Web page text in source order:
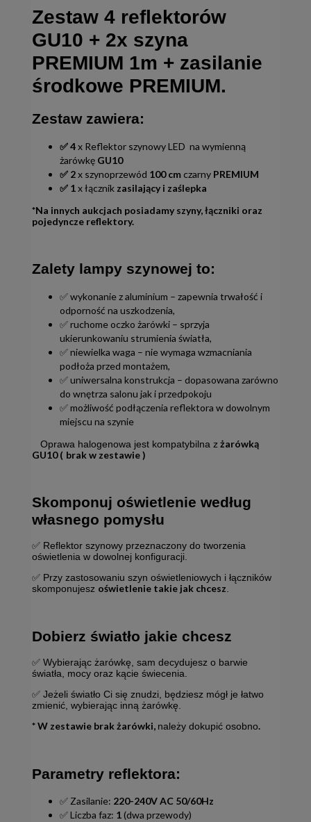
Zestaw 4 reflektorów
GU10 + 2x szyna
PREMIUM 1m + zasilanie
środkowe PREMIUM.
Zestaw zawiera:
✅ 4x Reflektor szynowy LED na wymienną
żarówkę GU10
✅ 2x szynoprzewód 100 cmczarny PREMIUM
✅ 1x łącznik zasilający i zaślepka
*Na innych aukcjach posiadamy szyny, łączniki oraz
pojedyncze reflektory.
Zalety lampy szynowej to:
✅ wykonanie z aluminium – zapewnia trwałość i
odporność na uszkodzenia,
✅ ruchome oczko żarówki – sprzyja
ukierunkowaniu strumienia światła,
✅ niewielka waga – nie wymaga wzmacniania
podłoża przed montażem,
✅ uniwersalna konstrukcja – dopasowana zarówno
do wnętrza salonu jak i przedpokoju
✅ możliwość podłączenia reflektora w dowolnym
miejscu na szynie
Oprawa halogenowa jest kompatybilna z żarówką
GU10 ( brak w zestawie )
Skomponuj oświetlenie według
własnego pomysłu
✅ Reflektor szynowy przeznaczony do tworzenia
oświetlenia w dowolnej konfiguracji.
✅ Przy zastosowaniu szyn oświetleniowych i łączników
skomponujesz oświetlenie takie jak chcesz.
Dobierz światło jakie chcesz
✅ Wybierając żarówkę, sam decydujesz o barwie
światła, mocy oraz kącie świecenia.
✅ Jeżeli światło Ci się znudzi, będziesz mógł je łatwo
zmienić, wybierając inną żarówkę.
* W zestawie brak żarówki, należy dokupić osobno.
Parametry reflektora:
✅ Zasilanie: 220-240V AC 50/60Hz
✅ Liczba faz: 1(dwa przewody)